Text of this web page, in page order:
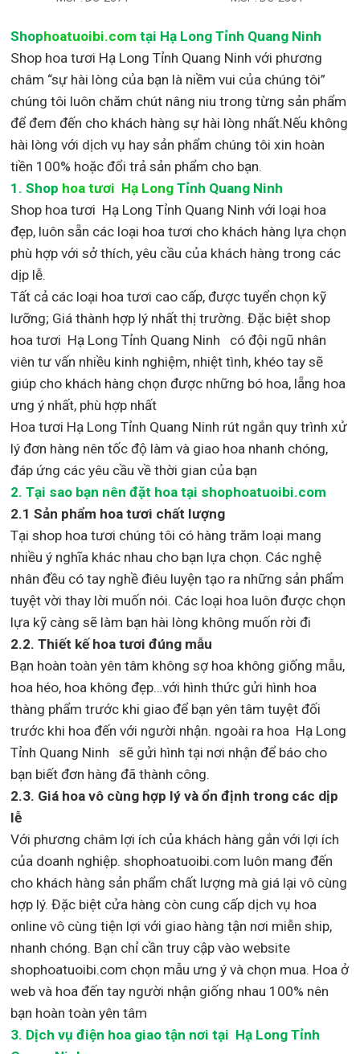
Shophoatuoibi.com tại Hạ Long Tỉnh Quang Ninh
Shop hoa tươi Hạ Long Tỉnh Quang Ninh với phương
châm “sự hài lòng của bạn là niềm vui của chúng tôi”
chúng tôi luôn chăm chút nâng niu trong từng sản phẩm
để đem đến cho khách hàng sự hài lòng nhất.Nếu không
hài lòng với dịch vụ hay sản phẩm chúng tôi xin hoàn
tiền 100% hoặc đổi trả sản phẩm cho bạn.
1.Shop hoa tươi Hạ Long Tỉnh Quang Ninh
Shop hoa tươi Hạ Long Tỉnh Quang Ninh với loại hoa
đẹp, luôn sẵn các loại hoa tươi cho khách hàng lựa chọn
phù hợp với sở thích, yêu cầu của khách hàng trong các
dịp lễ.
Tất cả các loại hoa tươi cao cấp, được tuyển chọn kỹ
lưỡng; Giá thành hợp lý nhất thị trường. Đặc biệt shop
hoa tươi Hạ Long Tỉnh Quang Ninh
có đội ngũ nhân
viên tư vấn nhiều kinh nghiệm, nhiệt tình, khéo tay sẽ
giúp cho khách hàng chọn được những bó hoa, lẵng hoa
ưng ý nhất, phù hợp nhất
Hoa tươi Hạ Long Tỉnh Quang Ninh rút ngắn quy trình xử
lý đơn hàng nên tốc độ làm và giao hoa nhanh chóng,
đáp ứng các yêu cầu về thời gian của bạn
2. Tại sao bạn nên đặt hoa tại shophoatuoibi.com
2.1 Sản phẩm hoa tươi chất lượng
Tại shop hoa tươi chúng tôi có hàng trăm loại mang
nhiều ý nghĩa khác nhau cho bạn lựa chọn. Các nghệ
nhân đều có tay nghề điêu luyện tạo ra những sản phẩm
tuyệt vời thay lời muốn nói. Các loại hoa luôn được chọn
lựa kỹ càng sẽ làm bạn hài lòng không muốn rời đi
2.2. Thiết kế hoa tươi đúng mẫu
Bạn hoàn toàn yên tâm không sợ hoa không giống mẫu,
hoa héo, hoa không đẹp…với hình thức gửi hình hoa
thàng phẩm trước khi giao để bạn yên tâm tuyệt đối
trước khi hoa đến với người nhận. ngoài ra hoa Hạ Long
Tỉnh Quang Ninh sẽ gửi hình tại nơi nhận để báo cho
bạn biết đơn hàng đã thành công.
2.3. Giá hoa vô cùng hợp lý và ổn định trong các dịp
lễ
Với phương châm lợi ích của khách hàng gắn với lợi ích
của doanh nghiệp. shophoatuoibi.com luôn mang đến
cho khách hàng sản phẩm chất lượng mà giá lại vô cùng
hợp lý. Đặc biệt cửa hàng còn cung cấp dịch vụ hoa
online vô cùng tiện lợi với giao hàng tận nơi miễn ship,
nhanh chóng. Bạn chỉ cần truy cập vào website
shophoatuoibi.com chọn mẫu ưng ý và chọn mua. Hoa ở
web và hoa đến tay người nhận giống nhau 100% nên
bạn hoàn toàn yên tâm
3. Dịch vụ điện hoa giao tận nơi tại Hạ Long Tỉnh